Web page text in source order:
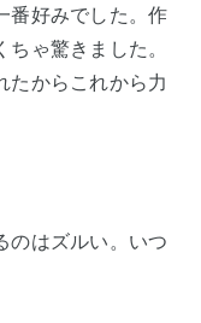
番好みでした。作
ちゃ驚きました。
たからこれから力
のはズルい。いつ